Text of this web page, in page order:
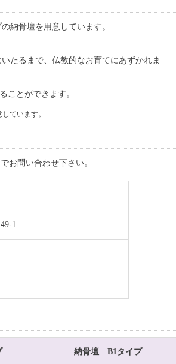
納骨壇を用意しています。
たるまで、仏教的なお育てにあずかれま
ことができます。
ています。
お問い合わせ下さい。
1
納骨壇 B1タイプ